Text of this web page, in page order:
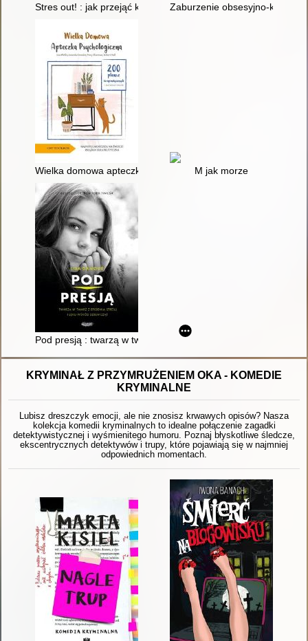
Stres out! : jak przejąć kontrolę nad stresem : poradnik dla
Zaburzenie obsesyjno-
Wielka domowa apteczka psychologiczna : 200 plansz
M jak morze
Pod presją : twarzą w twarz z epidemią stresu i lęku wśród
KRYMINAŁ Z PRZYMRUŻENIEM OKA - KOMEDIE
KRYMINALNE
Lubisz dreszczyk emocji, ale nie znosisz krwawych opisów? Nasza
kolekcja komedii kryminalnych to idealne połączenie zagadki
detektywistycznej i wyśmienitego humoru. Poznaj błyskotliwe śledcze,
ekscentrycznych detektywów i trupy, które pojawiają się w najmniej
odpowiednich momentach.